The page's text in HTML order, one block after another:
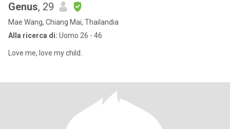
Genus, 29
Mae Wang, Chiang Mai, Thailandia
Alla ricerca di: Uomo 26 - 46
Love me, love my child.